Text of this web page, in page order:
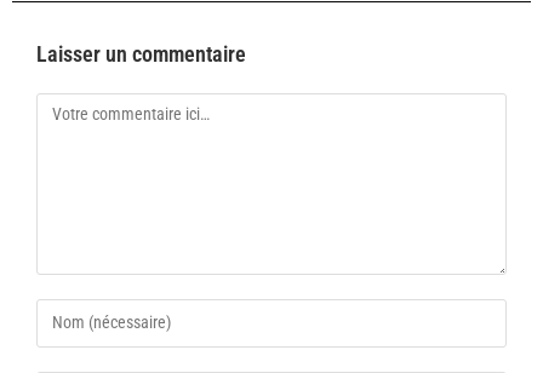
Laisser un commentaire